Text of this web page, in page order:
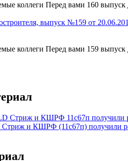
коллеги Перед вами 160
коллеги Перед вами 159
и КШРФ (11с67п) получили